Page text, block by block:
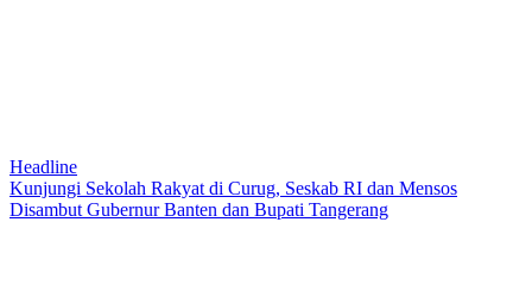
Headline
Kunjungi Sekolah Rakyat di Curug, Seskab RI dan Mensos
Disambut Gubernur Banten dan Bupati Tangerang